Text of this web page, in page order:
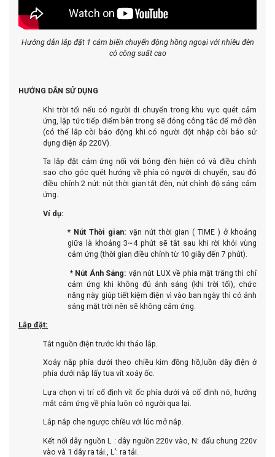
Hướng dẫn lắp đặt 1 cảm biến chuyển động hồng ngoại với nhiều đèn
có công suất cao
HƯỚNG DẪN SỬ DỤNG
Khi trời tối nếu có người di chuyển trong khu vực quét cảm
ứng, lập tức tiếp điểm bên trong sẽ đóng công tắc để mở đèn
(có thể lắp còi báo động khi có người đột nhập còi báo sử
dụng điện áp 220V).
Ta lắp đặt cảm ứng nối với bóng đèn hiện có và điều chỉnh
sao cho góc quét hướng về phía có người di chuyển, sau đó
điều chỉnh 2 nút: nút thời gian tắt đèn, nút chỉnh độ sáng cảm
ứng.
Ví dụ:
* Nút Thời gian: vặn nút thời gian ( TIME ) ở khoảng
giữa là khoảng 3~4 phút sẽ tắt sau khi rời khỏi vùng
cảm ứng (thời gian điều chỉnh từ 10 giây đến 7 phút).
* Nút Ánh Sáng: vặn nút LUX về phía mặt trăng thì chỉ
cảm ứng khi không đủ ánh sáng (khi trời tối), chức
năng này giúp tiết kiệm điện vì vào ban ngày thì có ánh
sáng mặt trời nên sẽ không cảm ứng.
Lắp đặt:
Tắt nguồn điện trước khi tháo lắp.
Xoáy nắp phía dưới theo chiều kim đồng hồ,luồn dây điện ở
phía dưới nắp lấy tua vít xoáy ốc.
Lựa chọn vị trí cố định vít ốc phía dưới và cố định nó, hướng
mắt cảm ứng về phía luôn có người qua lại.
Lắp nắp che ngược chiều với lúc mở nắp.
Kết nối dây nguồn L : dây nguồn 220v vào, N: đấu chung 220v
vào và 1 dây ra tải., L’: ra tải.